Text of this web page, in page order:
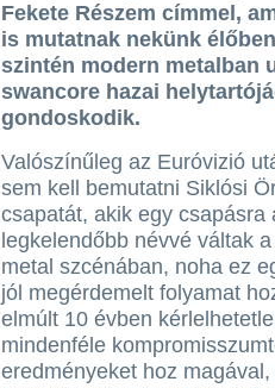
Fekete Részem címmel,
is mutatnak nekünk
szintén modern metalban
swancore hazai
gondoskodik.
Valószínűleg az Euróvizió
sem kell bemutatni Siklósi
csapatát, akik egy csapásra
legkelendőbb névvé váltak
metal szcénában, noha ez
jól megérdemelt folyamat
elmúlt 10 évben
mindenféle
eredményeket hoz